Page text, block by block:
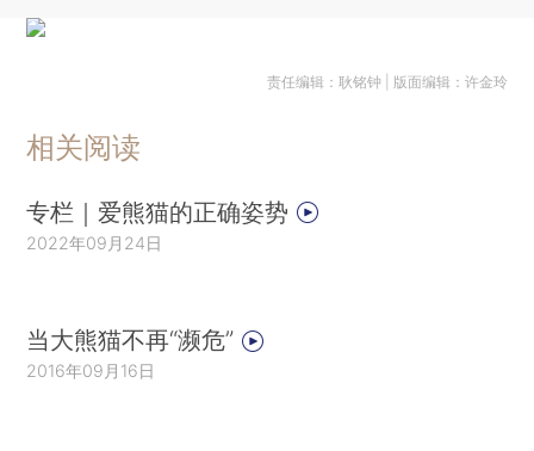
责任编辑：耿铭钟 | 版面编辑：许金玲
相关阅读
专栏｜爱熊猫的正确姿势
2022年09月24日
当大熊猫不再“濒危”
2016年09月16日